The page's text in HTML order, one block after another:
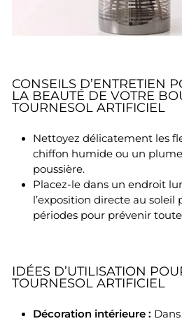
CONSEILS D’ENTRETIEN
LA BEAUTÉ DE VOTRE
TOURNESOL ARTIFICIEL
Nettoyez délicatement les
chiffon humide ou un
poussière.
Placez-le dans un endroit
l’exposition directe au
périodes pour prévenir
IDÉES D’UTILISATION
TOURNESOL ARTIFICIEL
Décoration intérieure :